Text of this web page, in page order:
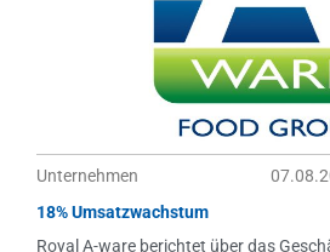
Unternehmen
18% Umsatzwachstum
Royal A-ware berichtet über das